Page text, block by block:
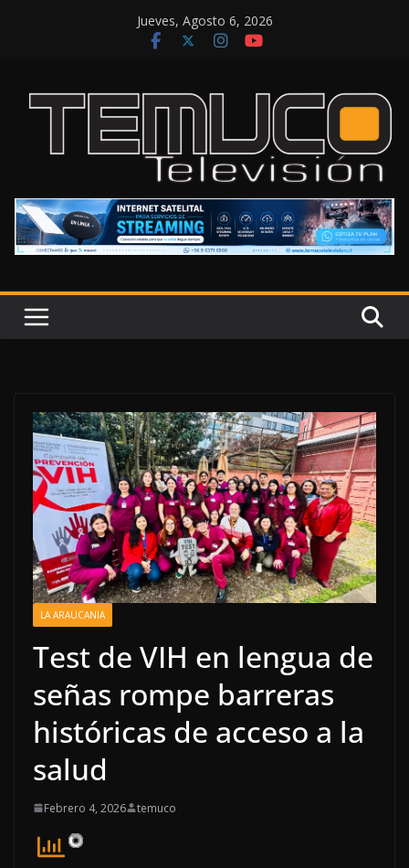
Jueves, Agosto 6, 2026
LA ARAUCANIA
Test de VIH en lengua de
señas rompe barreras
históricas de acceso a la
salud
Febrero 4, 2026 temuco